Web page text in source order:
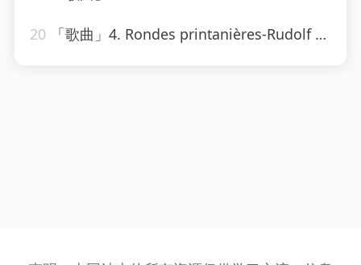
20 「歌曲」4. Rondes printanières-Rudolf Albert、Orchestre des Cento Soli